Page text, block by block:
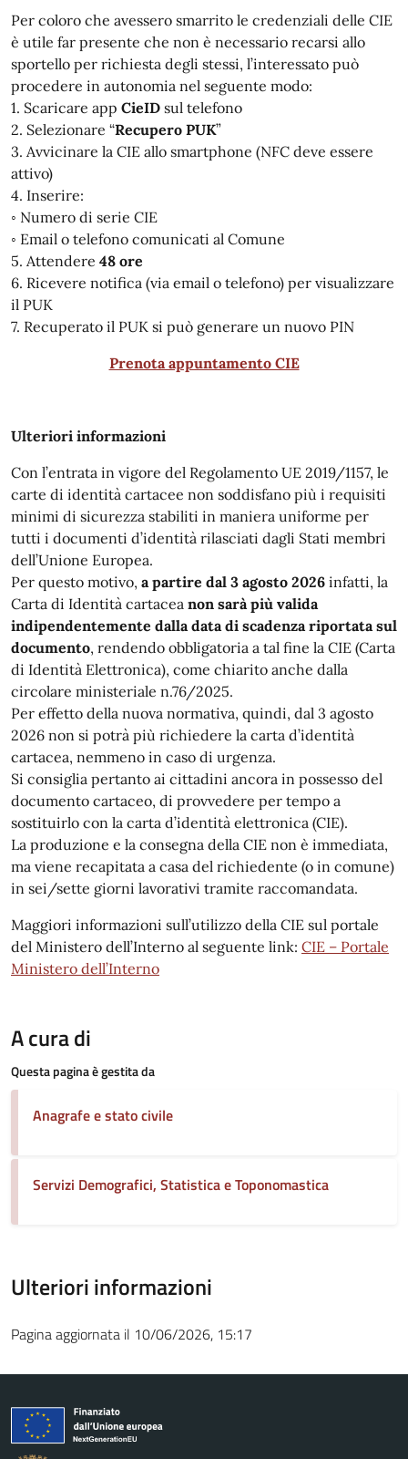
Per coloro che avessero smarrito le credenziali delle CIE
è utile far presente che non è necessario recarsi allo
sportello per richiesta degli stessi, l’interessato può
procedere in autonomia nel seguente modo:
1. Scaricare app CieID sul telefono
2. Selezionare “Recupero PUK”
3. Avvicinare la CIE allo smartphone (NFC deve essere
attivo)
4. Inserire:
◦ Numero di serie CIE
◦ Email o telefono comunicati al Comune
5. Attendere 48 ore
6. Ricevere notifica (via email o telefono) per visualizzare
il PUK
7. Recuperato il PUK si può generare un nuovo PIN
Prenota appuntamento CIE
Ulteriori informazioni
Con l’entrata in vigore del Regolamento UE 2019/1157, le
carte di identità cartacee non soddisfano più i requisiti
minimi di sicurezza stabiliti in maniera uniforme per
tutti i documenti d’identità rilasciati dagli Stati membri
dell’Unione Europea.
Per questo motivo, a partire dal 3 agosto 2026 infatti, la
Carta di Identità cartacea non sarà più valida
indipendentemente dalla data di scadenza riportata sul
documento, rendendo obbligatoria a tal fine la CIE (Carta
di Identità Elettronica), come chiarito anche dalla
circolare ministeriale n.76/2025.
Per effetto della nuova normativa, quindi, dal 3 agosto
2026 non si potrà più richiedere la carta d’identità
cartacea, nemmeno in caso di urgenza.
Si consiglia pertanto ai cittadini ancora in possesso del
documento cartaceo, di provvedere per tempo a
sostituirlo con la carta d’identità elettronica (CIE).
La produzione e la consegna della CIE non è immediata,
ma viene recapitata a casa del richiedente (o in comune)
in sei/sette giorni lavorativi tramite raccomandata.
Maggiori informazioni sull’utilizzo della CIE sul portale
del Ministero dell’Interno al seguente link: CIE – Portale
Ministero dell’Interno
A cura di
Questa pagina è gestita da
Anagrafe e stato civile
Servizi Demografici, Statistica e Toponomastica
Ulteriori informazioni
Pagina aggiornata il 10/06/2026, 15:17